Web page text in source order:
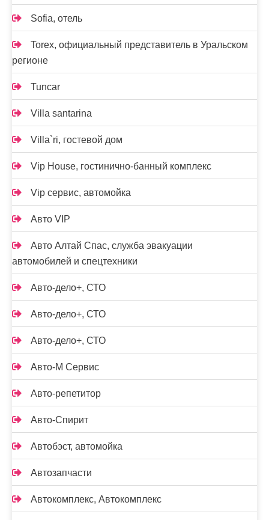
Sofia, отель
Torex, официальный представитель в Уральском
регионе
Tuncar
Villa santarina
Villa`ri, гостевой дом
Vip House, гостинично-банный комплекс
Vip сервис, автомойка
Авто VIP
Авто Алтай Спас, служба эвакуации
автомобилей и спецтехники
Авто-дело+, СТО
Авто-дело+, СТО
Авто-дело+, СТО
Авто-М Сервис
Авто-репетитор
Авто-Спирит
Автобэст, автомойка
Автозапчасти
Автокомплекс, Автокомплекс